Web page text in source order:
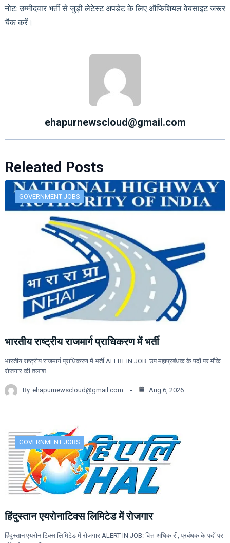
नोट: उम्मीदवार भर्ती से जुड़ी लेटेस्ट अपडेट के लिए ऑफिशियल वेबसाइट जरूर
चैक करें।
ehapurnewscloud@gmail.com
Releated Posts
GOVERNMENT JOBS
भारतीय राष्ट्रीय राजमार्ग प्राधिकरण में भर्ती
भारतीय राष्ट्रीय राजमार्ग प्राधिकरण में भर्ती ALERT IN JOB: उप महाप्रबंधक के पदों पर मौके
रोजगार की तलाश…
By ehapurnewscloud@gmail.com Aug 6, 2026
GOVERNMENT JOBS
हिंदुस्तान एयरोनाटिक्स लिमिटेड में रोजगार
हिंदुस्तान एयरोनाटिक्स लिमिटेड में रोजगार ALERT IN JOB: वित्त अधिकारी, प्रबंधक के पदों पर